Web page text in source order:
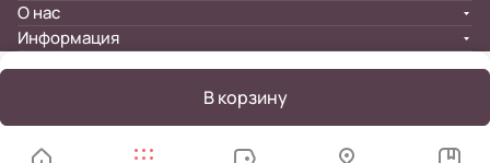
В корзину
О нас
Информация